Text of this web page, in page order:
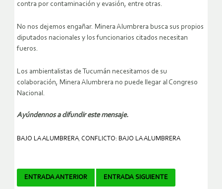
contra por contaminación y evasión, entre otras.
No nos dejemos engañar. Minera Alumbrera busca sus propios
diputados nacionales y los funcionarios citados necesitan
fueros.
Los ambientalistas de Tucumán necesitamos de su
colaboración, Minera Alumbrera no puede llegar al Congreso
Nacional.
Ayúndennos a difundir este mensaje.
BAJO LA ALUMBRERA, CONFLICTO: BAJO LA ALUMBRERA
Navegador
ENTRADA ANTERIOR ENTRADA SIGUIENTE